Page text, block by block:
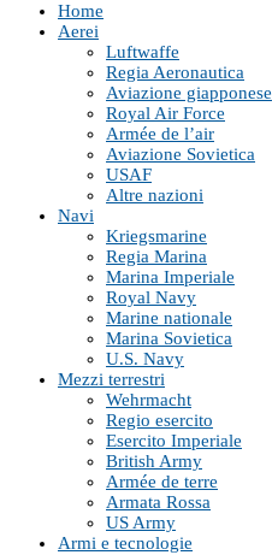
Home
Aerei
Luftwaffe
Regia Aeronautica
Aviazione giapponese
Royal Air Force
Armée de l’air
Aviazione Sovietica
USAF
Altre nazioni
Navi
Kriegsmarine
Regia Marina
Marina Imperiale
Royal Navy
Marine nationale
Marina Sovietica
U.S. Navy
Mezzi terrestri
Wehrmacht
Regio esercito
Esercito Imperiale
British Army
Armée de terre
Armata Rossa
US Army
Armi e tecnologie